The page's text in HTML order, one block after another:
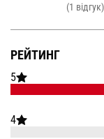
РЕЙТИНГ
5
4
(1 відгук)